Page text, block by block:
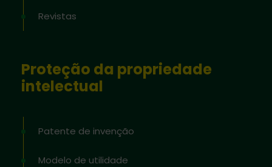
Revistas
Proteção da propriedade
intelectual
Patente de invenção
Modelo de utilidade